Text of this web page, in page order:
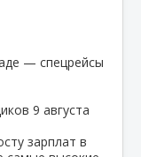
— спецрейсы
9 августа
зарплат в